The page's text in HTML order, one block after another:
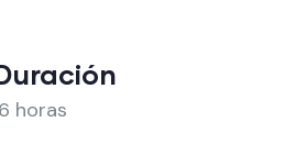
horas